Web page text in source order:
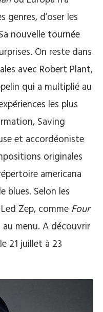
genres, d’oser les
nouvelle tournée
On reste dans
avec Robert Plant,
qui a multiplié au
les plus
Saving
et accordéoniste
originales
americana
Selon les
Zep, comme Four
menu. A découvrir
21 juillet à 23